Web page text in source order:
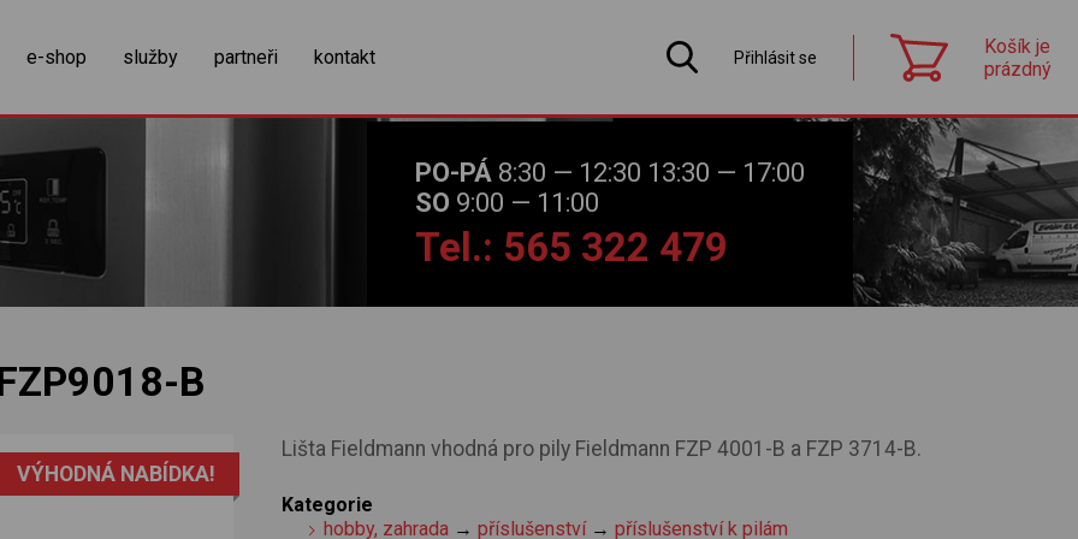
e-shop služby partneři kontakt Přihlásit se
Košík je
prázdný
zobrazit obsah košíku
PO-PÁ 8:30 — 12:30 13:30 — 17:00
SO 9:00 — 11:00
Tel.: 565 322 479
B
Lišta Fieldmann vhodná pro pily Fieldmann FZP 4001-B a FZP 3714-B.
Kategorie
hobby, zahrada →příslušenství→příslušenství k pilám
VÝHODNÁ NABÍDKA!